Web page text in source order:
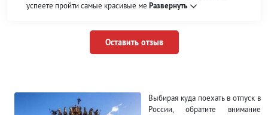
успеете пройти самые красивые ме Развернуть
Оставить отзыв
Выбирая куда поехать в отпуск в
России, обратите внимание